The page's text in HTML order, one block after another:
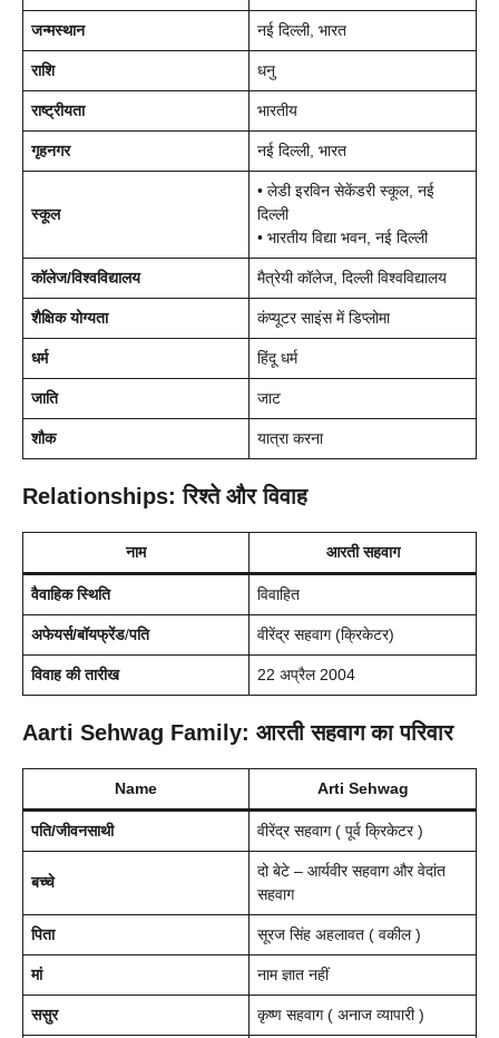
जन्मस्थान नई दिल्ली, भारत
राशि धनु
राष्ट्रीयता भारतीय
गृहनगर नई दिल्ली, भारत
स्कूल
• लेडी इरविन सेकेंडरी स्कूल, नई
दिल्ली
• भारतीय विद्या भवन, नई दिल्ली
कॉलेज/विश्वविद्यालय मैत्रेयी कॉलेज, दिल्ली विश्वविद्यालय
शैक्षिक योग्यता कंप्यूटर साइंस में डिप्लोमा
धर्म हिंदू धर्म
जाति जाट
शौक यात्रा करना
Relationships: रिश्ते और विवाह
नाम आरती सहवाग
वैवाहिक स्थिति विवाहित
अफेयर्स/बॉयफ्रेंड/पति वीरेंद्र सहवाग (क्रिकेटर)
विवाह की तारीख 22 अप्रैल 2004
Aarti Sehwag Family: आरती सहवाग का परिवार
Name Arti Sehwag
पति/जीवनसाथी वीरेंद्र सहवाग ( पूर्व क्रिकेटर )
बच्चे
दो बेटे – आर्यवीर सहवाग और वेदांत
सहवाग
पिता सूरज सिंह अहलावत ( वकील )
मां नाम ज्ञात नहीं
ससुर कृष्ण सहवाग ( अनाज व्यापारी )